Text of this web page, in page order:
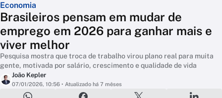
Economia
Brasileiros pensam em mudar de
emprego em 2026 para ganhar mais e
viver melhor
Pesquisa mostra que troca de trabalho virou plano real para muita
gente, motivada por salário, crescimento e qualidade de vida
João Kepler
07/01/2026, 10:56 • Atualizado há 7 mêses